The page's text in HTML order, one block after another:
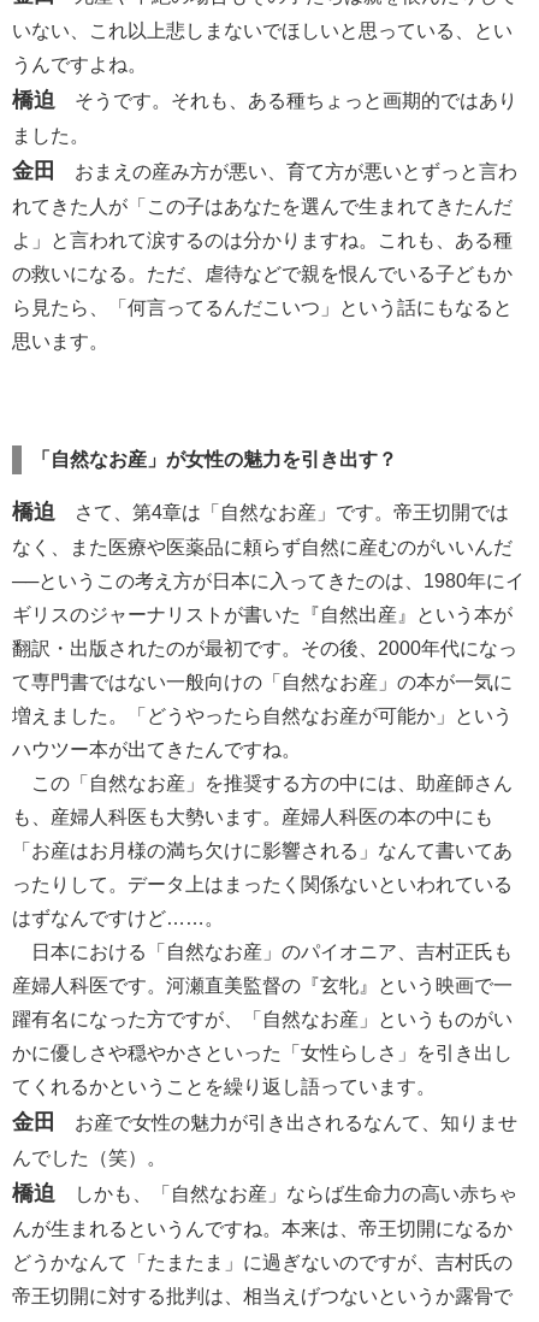
いない、これ以上悲しまないでほしいと思っている、とい
うんですよね。
橋迫 そうです。それも、ある種ちょっと画期的ではあり
ました。
金田
おまえの産み方が悪い、育て方が悪いとずっと言わ
れてきた人が「この子はあなたを選んで生まれてきたんだ
よ」と言われて涙するのは分かりますね。これも、ある種
の救いになる。ただ、虐待などで親を恨んでいる子どもか
ら見たら、「何言ってるんだこいつ」という話にもなると
思います。
「自然なお産」が女性の魅力を引き出す？
橋迫 さて、第4章は「自然なお産」です。帝王切開では
なく、また医療や医薬品に頼らず自然に産むのがいいんだ
──というこの考え方が日本に入ってきたのは、1980年にイ
ギリスのジャーナリストが書いた『自然出産』という本が
翻訳・出版されたのが最初です。その後、2000年代になっ
て専門書ではない一般向けの「自然なお産」の本が一気に
増えました。「どうやったら自然なお産が可能か」という
ハウツー本が出てきたんですね。
この「自然なお産」を推奨する方の中には、助産師さん
も、産婦人科医も大勢います。産婦人科医の本の中にも
「お産はお月様の満ち欠けに影響される」なんて書いてあ
ったりして。データ上はまったく関係ないといわれている
はずなんですけど……。
日本における「自然なお産」のパイオニア、吉村正氏も
産婦人科医です。河瀬直美監督の『玄牝』という映画で一
躍有名になった方ですが、「自然なお産」というものがい
かに優しさや穏やかさといった「女性らしさ」を引き出し
てくれるかということを繰り返し語っています。
金田
お産で女性の魅力が引き出されるなんて、知りませ
んでした（笑）。
橋迫 しかも、「自然なお産」ならば生命力の高い赤ちゃ
んが生まれるというんですね。本来は、帝王切開になるか
どうかなんて「たまたま」に過ぎないのですが、吉村氏の
帝王切開に対する批判は、相当えげつないというか露骨で